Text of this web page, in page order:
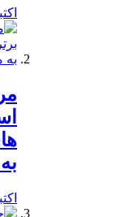
اکتبر
اکتبر